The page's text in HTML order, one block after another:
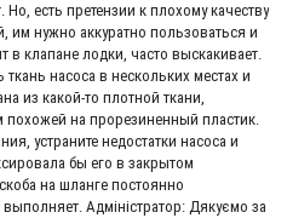
есть претензии к плохому качеству
им нужно аккуратно пользоваться и
клапане лодки, часто выскакивает.
насоса в нескольких местах и
из какой-то плотной ткани,
на прорезиненный пластик.
устраните недостатки насоса и
бы его в закрытом
на шланге постоянно
Адмiнiстратор: Дякуємо за